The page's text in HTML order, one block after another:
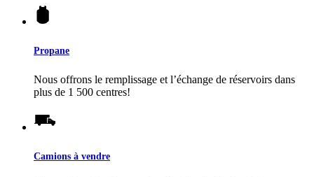
Propane
Nous offrons le remplissage et l’échange de réservoirs dans
plus de 1 500 centres!
Camions à vendre